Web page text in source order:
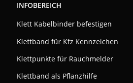
INFOBEREICH
Klett Kabelbinder befestigen
Klettband für Kfz Kennzeichen
Klettpunkte für Rauchmelder
Klettband als Pflanzhilfe